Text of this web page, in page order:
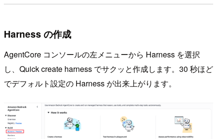
Harness の作成
AgentCore コンソールの左メニューから Harness を選択
し、Quick create harness でサクッと作成します。30 秒ほど
でデフォルト設定の Harness が出来上がります。